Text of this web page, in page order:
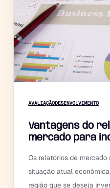
AVALIAÇÃODESENVOLVIMENTO
Vantagens do
mercado para
Os relatórios de
situação atual
região que se deseja